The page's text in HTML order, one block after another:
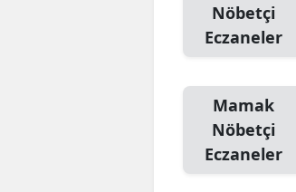
Nöbetçi
Eczaneler
Mamak
Nöbetçi
Eczaneler